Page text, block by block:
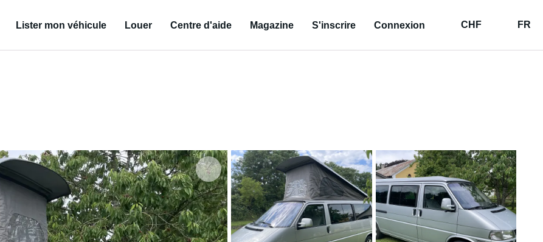
Lister mon véhicule Louer Centre d'aide Magazine S'inscrire Connexion CHF FR